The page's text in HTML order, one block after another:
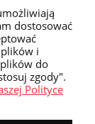
dostosować
i
do
zgody".
Polityce